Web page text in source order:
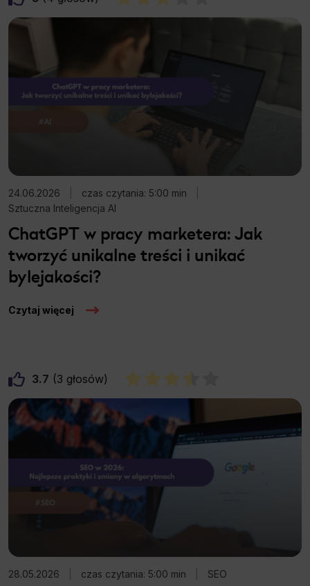
24.06.2026 czas czytania: 5:00 min
Sztuczna Inteligencja AI
ChatGPT w pracy marketera: Jak
tworzyć unikalne treści i unikać
bylejakości?
Czytaj więcej
3.7 3
28.05.2026 czas czytania: 5:00 min SEO